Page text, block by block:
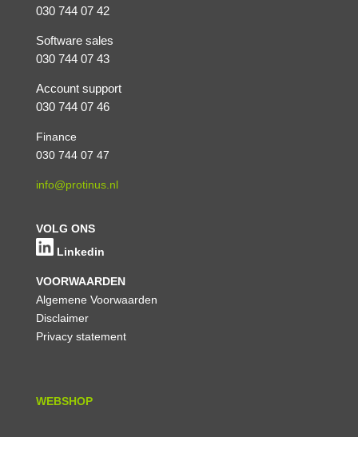
030 744 07 42
Software sales
030 744 07 43
Account support
030 744 07 46
Finance
030 744 07 47
info@protinus.nl
VOLG ONS
Linkedin
VOORWAARDEN
Algemene Voorwaarden
Disclaimer
Privacy statement
WEBSHOP